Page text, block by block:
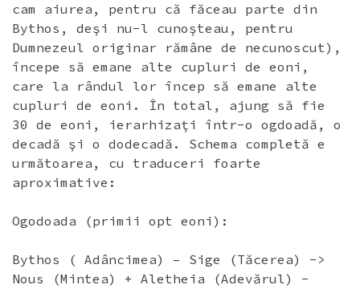
cam aiurea, pentru că făceau parte din
Bythos, deşi nu-l cunoşteau, pentru
Dumnezeul originar rămâne de necunoscut),
începe să emane alte cupluri de eoni,
care la rândul lor încep să emane alte
cupluri de eoni. În total, ajung să fie
30 de eoni, ierarhizaţi într-o ogdoadă, o
decadă şi o dodecadă. Schema completă e
următoarea, cu traduceri foarte
aproximative:
Ogodoada (primii opt eoni):
Bythos ( Adâncimea) – Sige (Tăcerea) ->
Nous (Mintea) + Aletheia (Adevărul) -